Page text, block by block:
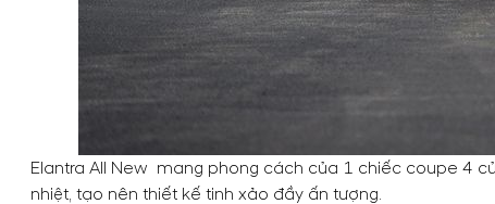
Elantra All New mang phong cách của 1 chiếc coupe 4
nhiệt, tạo nên thiết kế tinh xảo đầy ấn tượng.